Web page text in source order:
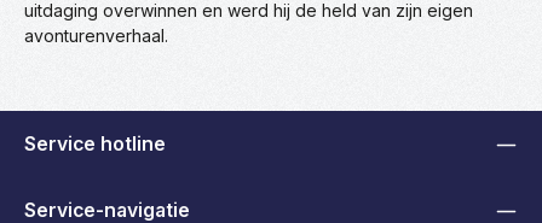
uitdaging overwinnen en werd hij de held van zijn eigen
avonturenverhaal.
Service hotline
Service-navigatie